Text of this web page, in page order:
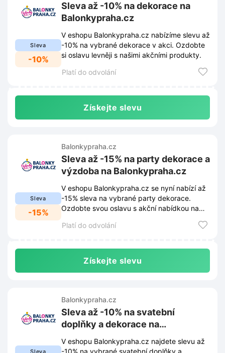
Sleva
-10%
Sleva až -10% na dekorace na
Balonkypraha.cz
V eshopu Balonkypraha.cz nabízíme slevu až
-10% na vybrané dekorace v akci. Ozdobte
si oslavu levněji s našimi akčními produkty.
Platí do odvolání
Získejte slevu
Sleva
-15%
Balonkypraha.cz
Sleva až -15% na party dekorace a
výzdoba na Balonkypraha.cz
V eshopu Balonkypraha.cz se nyní nabízí až
-15% sleva na vybrané party dekorace.
Ozdobte svou oslavu s akční nabídkou na
Platí do odvolání
Získejte slevu
Balonkypraha.cz
Sleva až -10% na svatební
doplňky a dekorace na
Balonkypraha.cz
V eshopu Balonkypraha.cz najdete slevu až